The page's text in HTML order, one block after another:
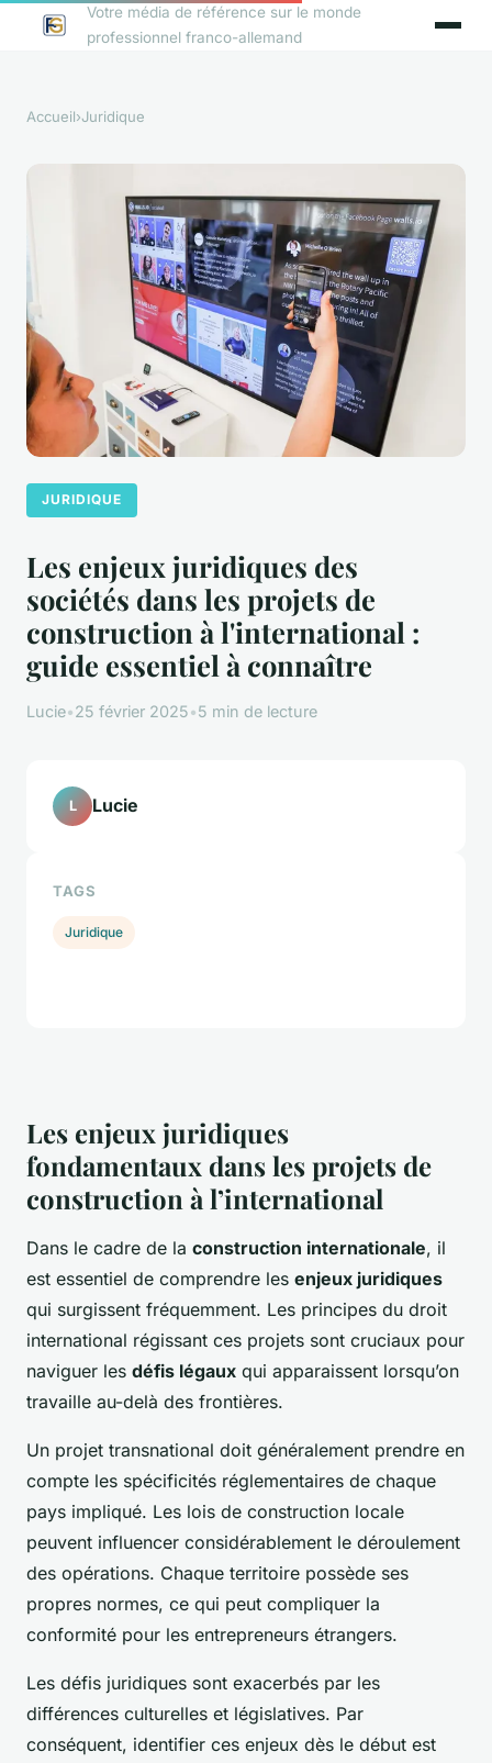
Votre média de référence sur le monde
professionnel franco-allemand
Accueil›Juridique
JURIDIQUE
Les enjeux juridiques des
sociétés dans les projets de
construction à l'international :
guide essentiel à connaître
Lucie•25 février 2025•5 min de lecture
Les enjeux juridiques
fondamentaux dans les projets de
construction à l’international
Dans le cadre de la construction internationale, il
est essentiel de comprendre les enjeux juridiques
qui surgissent fréquemment. Les principes du droit
international régissant ces projets sont cruciaux pour
naviguer les défis légaux qui apparaissent lorsqu’on
travaille au-delà des frontières.
Un projet transnational doit généralement prendre en
compte les spécificités réglementaires de chaque
pays impliqué. Les lois de construction locale
peuvent influencer considérablement le déroulement
des opérations. Chaque territoire possède ses
propres normes, ce qui peut compliquer la
conformité pour les entrepreneurs étrangers.
Les défis juridiques sont exacerbés par les
différences culturelles et législatives. Par
conséquent, identifier ces enjeux dès le début est
L Lucie
TAGS
Juridique